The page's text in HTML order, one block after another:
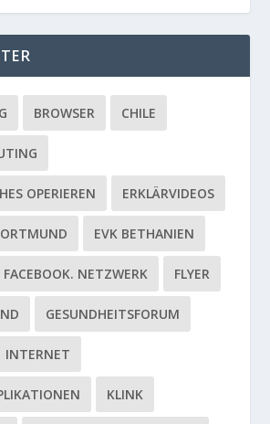
BROWSER CHILE
OPERIEREN ERKLÄRVIDEOS
EVK BETHANIEN
FACEBOOK. NETZWERK FLYER
GESUNDHEITSFORUM
INTERNET
KLINK